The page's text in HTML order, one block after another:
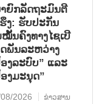
ຍົກລັດຖະມົນຕີ
ງ: ຮັບປະກັນ
ນຄົງທາງໄຊເບີ
ພັນລະຫວ່າງ
ງລະບົບ” ແລະ
ງມະນຸດ”
2026 ຂ່າວສານ